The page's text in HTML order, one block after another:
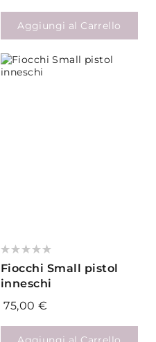
Aggiungi al Carrello
Valutazione:
Fiocchi Small pistol
inneschi
75,00 €